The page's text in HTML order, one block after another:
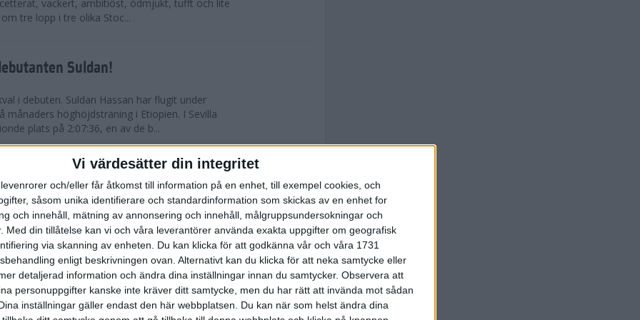
Vi värdesätter din integritet
och/eller får åtkomst till information på en enhet, till exempel cookies, och
såsom unika identifierare och standardinformation som skickas av en enhet for
och innehåll, mätning av annonsering och innehåll, målgruppsundersokningar och
Med din tillåtelse kan vi och våra leverantörer använda exakta uppgifter om geografisk
via skanning av enheten. Du kan klicka för att godkänna vår och våra 1731
enligt beskrivningen ovan. Alternativt kan du klicka för att neka samtycke eller
detaljerad information och ändra dina inställningar innan du samtycker. Observera att
personuppgifter kanske inte kräver ditt samtycke, men du har rätt att invända mot sådan
inställningar gäller endast den här webbplatsen. Du kan när som helst ändra dina
vackert, ambitiöst, ödmjukt, tufft och lite
tre lopp i tre olika Stoc...
Suldan!
i debuten. Suldan Hassan har flugit under
månaders höghöjdsträning i Etiopien. I Sevilla
plats på 2:07:36, en av de b...
Marathon utvecklades till den mest
maratons historia. Suldan Hassan
rekord, 2:07:36. Även Carolina Wikström klarade
utmanande intervaller på skidor